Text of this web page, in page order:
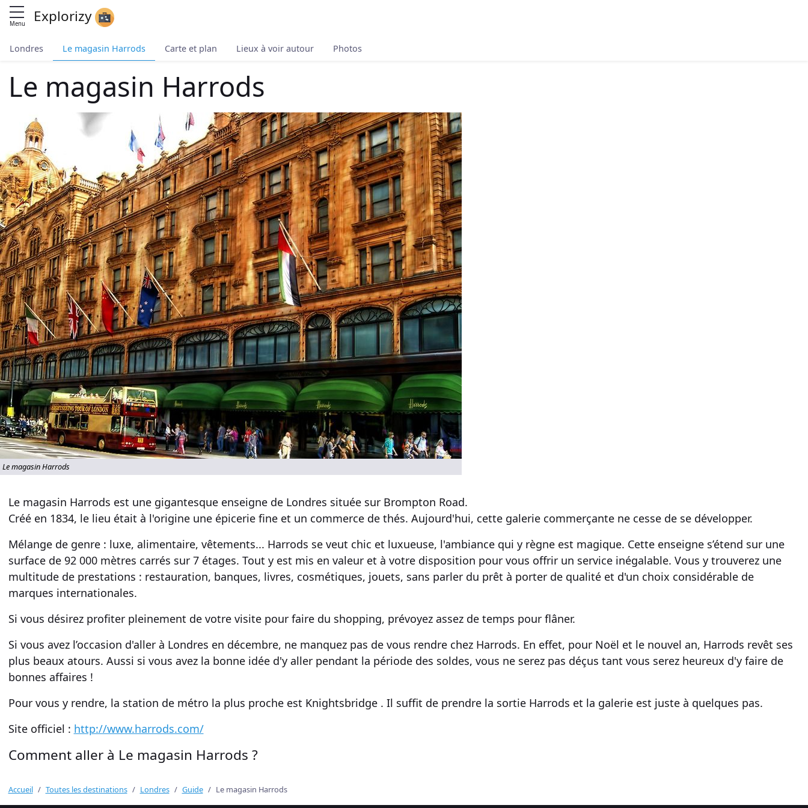
Menu Explorizy
Londres Le magasin Harrods Carte et plan Lieux à voir autour Photos
Le magasin Harrods
Le magasin Harrods
Le magasin Harrods est une gigantesque enseigne de Londres située sur Brompton Road.
Créé en 1834, le lieu était à l'origine une épicerie fine et un commerce de thés. Aujourd'hui, cette galerie commerçante ne cesse de se développer.
Mélange de genre : luxe, alimentaire, vêtements... Harrods se veut chic et luxueuse, l'ambiance qui y règne est magique. Cette enseigne s’étend sur une
surface de 92 000 mètres carrés sur 7 étages. Tout y est mis en valeur et à votre disposition pour vous offrir un service inégalable. Vous y trouverez une
multitude de prestations : restauration, banques, livres, cosmétiques, jouets, sans parler du prêt à porter de qualité et d'un choix considérable de
marques internationales.
Si vous désirez profiter pleinement de votre visite pour faire du shopping, prévoyez assez de temps pour flâner.
Si vous avez l’occasion d'aller à Londres en décembre, ne manquez pas de vous rendre chez Harrods. En effet, pour Noël et le nouvel an, Harrods revêt ses
plus beaux atours. Aussi si vous avez la bonne idée d'y aller pendant la période des soldes, vous ne serez pas déçus tant vous serez heureux d'y faire de
bonnes affaires !
Pour vous y rendre, la station de métro la plus proche est Knightsbridge . Il suffit de prendre la sortie Harrods et la galerie est juste à quelques pas.
Site officiel : http://www.harrods.com/
Comment aller à Le magasin Harrods ?
Accueil Toutes les destinations Londres Guide Le magasin Harrods